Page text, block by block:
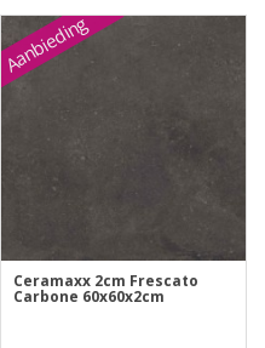
Aanbieding
Ceramaxx 2cm Frescato
Carbone 60x60x2cm